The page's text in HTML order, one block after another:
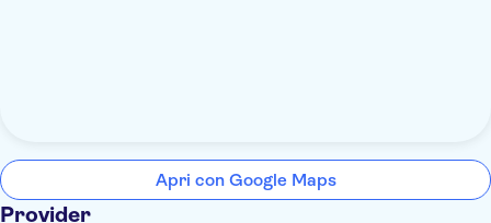
Apri con Google Maps
Provider